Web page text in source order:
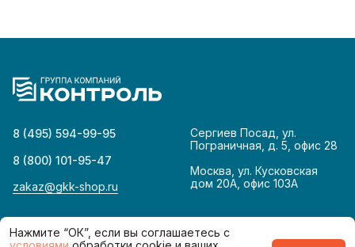
8 (495) 594-99-95
8 (800) 101-95-47
zakaz@gkk-shop.ru
Сергиев Посад, ул.
Пограничная, д. 5, офис 28
Москва, ул. Кусковская
дом 20А, офис 103А
© 2026Политика конфиденциальности
Нажмите “ОК”, если вы соглашаетесь с